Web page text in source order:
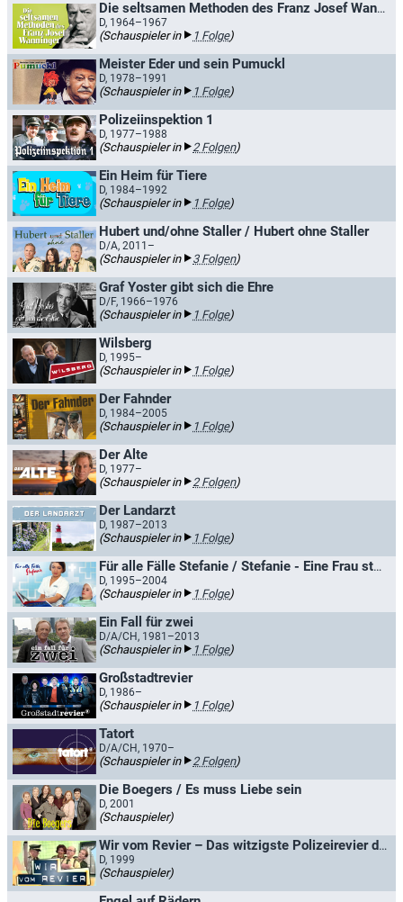
Die seltsamen Methoden des Franz Josef Wanninger
D, 1964–1967
(Schauspieler in 1 Folge)
Meister Eder und sein Pumuckl
D, 1978–1991
(Schauspieler in 1 Folge)
Polizeiinspektion 1
D, 1977–1988
(Schauspieler in 2 Folgen)
Ein Heim für Tiere
D, 1984–1992
(Schauspieler in 1 Folge)
Hubert und/ohne Staller / Hubert ohne Staller
D/A, 2011–
(Schauspieler in 3 Folgen)
Graf Yoster gibt sich die Ehre
D/F, 1966–1976
(Schauspieler in 1 Folge)
Wilsberg
D, 1995–
(Schauspieler in 1 Folge)
Der Fahnder
D, 1984–2005
(Schauspieler in 1 Folge)
Der Alte
D, 1977–
(Schauspieler in 2 Folgen)
Der Landarzt
D, 1987–2013
(Schauspieler in 1 Folge)
Für alle Fälle Stefanie / Stefanie - Eine Frau startet durch
D, 1995–2004
(Schauspieler in 1 Folge)
Ein Fall für zwei
D/A/CH, 1981–2013
(Schauspieler in 1 Folge)
Großstadtrevier
D, 1986–
(Schauspieler in 1 Folge)
Tatort
D/A/CH, 1970–
(Schauspieler in 2 Folgen)
Die Boegers / Es muss Liebe sein
D, 2001
(Schauspieler)
Wir vom Revier – Das witzigste Polizeirevier der Welt
D, 1999
(Schauspieler)